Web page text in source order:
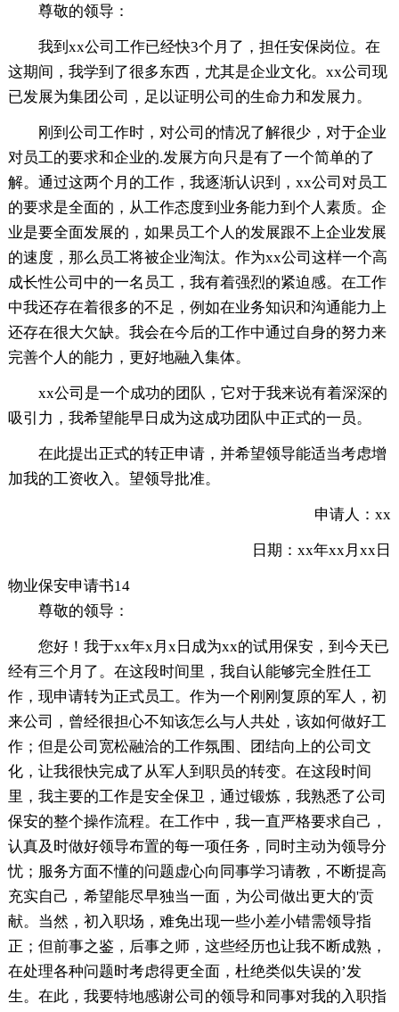
尊敬的领导：
我到xx公司工作已经快3个月了，担任安保岗位。在
这期间，我学到了很多东西，尤其是企业文化。xx公司现
已发展为集团公司，足以证明公司的生命力和发展力。
刚到公司工作时，对公司的情况了解很少，对于企业
对员工的要求和企业的.发展方向只是有了一个简单的了
解。通过这两个月的工作，我逐渐认识到，xx公司对员工
的要求是全面的，从工作态度到业务能力到个人素质。企
业是要全面发展的，如果员工个人的发展跟不上企业发展
的速度，那么员工将被企业淘汰。作为xx公司这样一个高
成长性公司中的一名员工，我有着强烈的紧迫感。在工作
中我还存在着很多的不足，例如在业务知识和沟通能力上
还存在很大欠缺。我会在今后的工作中通过自身的努力来
完善个人的能力，更好地融入集体。
xx公司是一个成功的团队，它对于我来说有着深深的
吸引力，我希望能早日成为这成功团队中正式的一员。
在此提出正式的转正申请，并希望领导能适当考虑增
加我的工资收入。望领导批准。
申请人：xx
日期：xx年xx月xx日
物业保安申请书14
尊敬的领导：
您好！我于xx年x月x日成为xx的试用保安，到今天已
经有三个月了。在这段时间里，我自认能够完全胜任工
作，现申请转为正式员工。作为一个刚刚复原的军人，初
来公司，曾经很担心不知该怎么与人共处，该如何做好工
作；但是公司宽松融洽的工作氛围、团结向上的公司文
化，让我很快完成了从军人到职员的转变。在这段时间
里，我主要的工作是安全保卫，通过锻炼，我熟悉了公司
保安的整个操作流程。在工作中，我一直严格要求自己，
认真及时做好领导布置的每一项任务，同时主动为领导分
忧；服务方面不懂的问题虚心向同事学习请教，不断提高
充实自己，希望能尽早独当一面，为公司做出更大的'贡
献。当然，初入职场，难免出现一些小差小错需领导指
正；但前事之鉴，后事之师，这些经历也让我不断成熟，
在处理各种问题时考虑得更全面，杜绝类似失误的’发
生。在此，我要特地感谢公司的领导和同事对我的入职指